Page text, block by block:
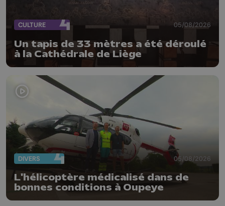
CULTURE 05/08/2026
Un tapis de 33 mètres a été déroulé
à la Cathédrale de Liège
DIVERS 05/08/2026
L'hélicoptère médicalisé dans de
bonnes conditions à Oupeye